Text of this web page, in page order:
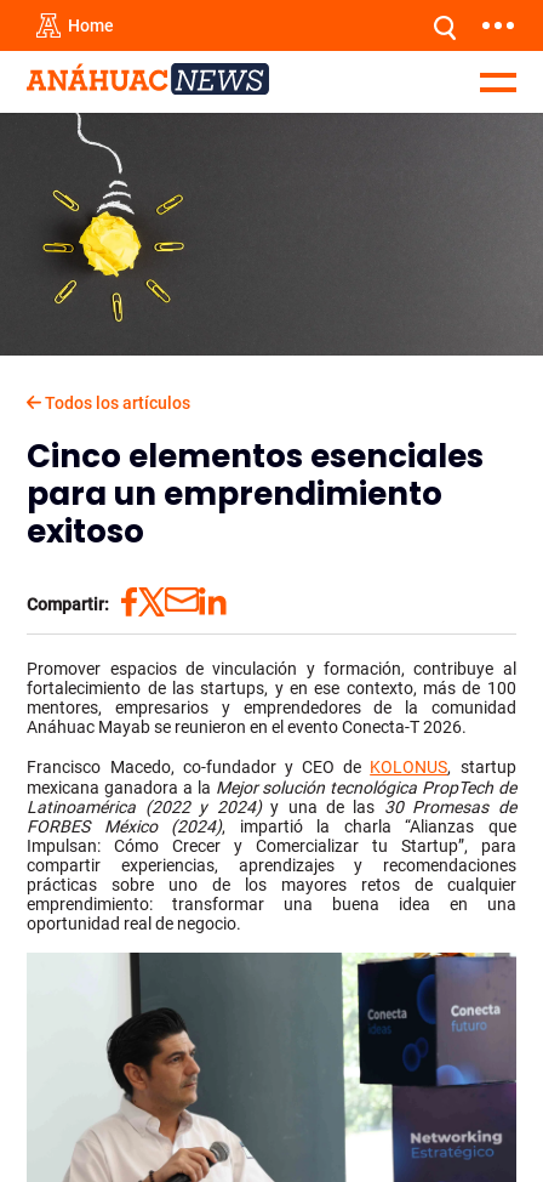
Home
Todos los artículos
Cinco elementos esenciales
para un emprendimiento
exitoso
Compartir:
Promover espacios de vinculación y formación, contribuye al
fortalecimiento de las startups, y en ese contexto, más de 100
mentores, empresarios y emprendedores de la comunidad
Anáhuac Mayab se reunieron en el evento Conecta-T 2026.
Francisco Macedo, co-fundador y CEO de KOLONUS, startup
mexicana ganadora a la Mejor solución tecnológica PropTech de
Latinoamérica (2022 y 2024)y una de las 30 Promesas de
FORBES México (2024), impartió la charla “Alianzas que
Impulsan: Cómo Crecer y Comercializar tu Startup”, para
compartir experiencias, aprendizajes y recomendaciones
prácticas sobre uno de los mayores retos de cualquier
emprendimiento: transformar una buena idea en una
oportunidad real de negocio.